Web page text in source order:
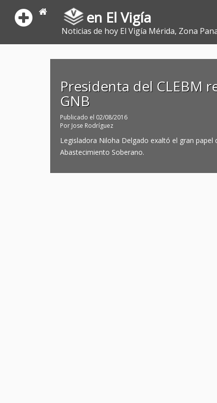
en El Vigía
Noticias de hoy El Vigía Mérida, Zona
Presidenta del CLEBM
GNB
Publicado el 02/08/2016
Por Jose Rodríguez
Legisladora Niloha Delgado exaltó el gran
Abastecimiento Soberano.